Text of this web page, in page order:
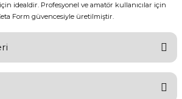
idealdir. Profesyonel ve amatör kullanıcılar için
Form güvencesiyle üretilmiştir.